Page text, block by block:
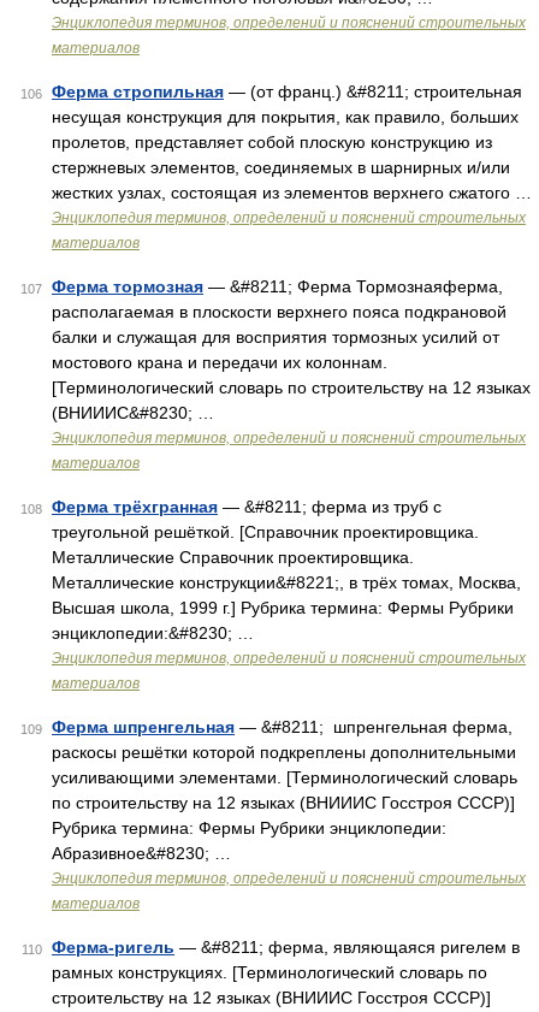
Энциклопедия терминов, определений и пояснений строительных
материалов
106 Ферма стропильная — (от франц.) &#8211; строительная
несущая конструкция для покрытия, как правило, больших
пролетов, представляет собой плоскую конструкцию из
стержневых элементов, соединяемых в шарнирных и/или
жестких узлах, состоящая из элементов верхнего сжатого …
Энциклопедия терминов, определений и пояснений строительных
материалов
107 Ферма тормозная — &#8211; Ферма Тормознаяферма,
располагаемая в плоскости верхнего пояса подкрановой
балки и служащая для восприятия тормозных усилий от
мостового крана и передачи их колоннам.
[Терминологический словарь по строительству на 12 языках
(ВНИИИС&#8230; …
Энциклопедия терминов, определений и пояснений строительных
материалов
108 Ферма трёхгранная — &#8211; ферма из труб с
треугольной решёткой. [Справочник проектировщика.
Металлические Справочник проектировщика.
Металлические конструкции&#8221;, в трёх томах, Москва,
Высшая школа, 1999 г.] Рубрика термина: Фермы Рубрики
энциклопедии:&#8230; …
Энциклопедия терминов, определений и пояснений строительных
материалов
109 Ферма шпренгельная — &#8211; шпренгельная ферма,
раскосы решётки которой подкреплены дополнительными
усиливающими элементами. [Терминологический словарь
по строительству на 12 языках (ВНИИИС Госстроя СССР)]
Рубрика термина: Фермы Рубрики энциклопедии:
Абразивное&#8230; …
Энциклопедия терминов, определений и пояснений строительных
материалов
110 Ферма-ригель — &#8211; ферма, являющаяся ригелем в
рамных конструкциях. [Терминологический словарь по
строительству на 12 языках (ВНИИИС Госстроя СССР)]